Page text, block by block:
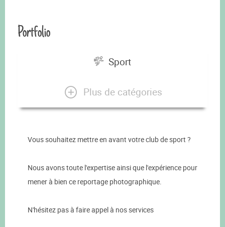
Portfolio
Sport
Plus de catégories
Vous souhaitez mettre en avant votre club de sport ?
Nous avons toute l'expertise ainsi que l'expérience pour
mener à bien ce reportage photographique.
N'hésitez pas à faire appel à nos services